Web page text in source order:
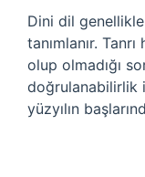
Dini dil
tanımlanır.
olup olmadığı
doğrulanabilirlik
yüzyılın